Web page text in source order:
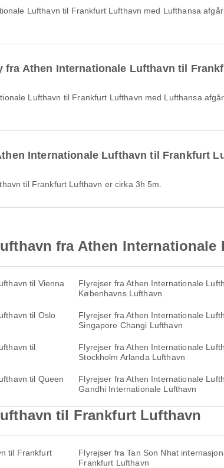
fra Athen Internationale Lufthavn til
Internationale Lufthavn til Frankfurt
til Frankfurt Lufthavn er cirka 3h 5m.
fra Athen Internationale
til Vienna
Flyrejser fra Athen Internationale
Københavns Lufthavn
til Oslo
Flyrejser fra Athen Internationale
Singapore Changi Lufthavn
til
Flyrejser fra Athen Internationale
Stockholm Arlanda Lufthavn
til Queen
Flyrejser fra Athen Internationale
Gandhi Internationale Lufthavn
til Frankfurt Lufthavn
til Frankfurt
Flyrejser fra Tan Son Nhat
Frankfurt Lufthavn